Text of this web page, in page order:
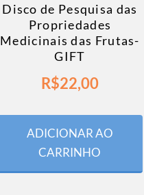
Disco de Pesquisa das
Propriedades
Medicinais das Frutas-
GIFT
R$22,00
ADICIONAR AO
CARRINHO